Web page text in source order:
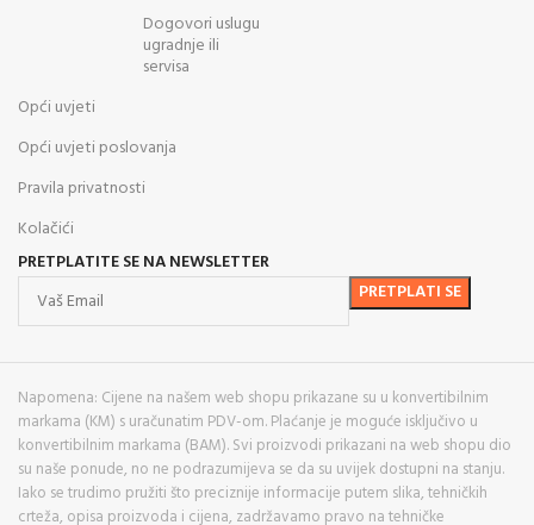
Dogovori uslugu
ugradnje ili
servisa
Opći uvjeti
Opći uvjeti poslovanja
Pravila privatnosti
Kolačići
PRETPLATITE SE NA NEWSLETTER
Napomena: Cijene na našem web shopu prikazane su u konvertibilnim
markama (KM) s uračunatim PDV-om. Plaćanje je moguće isključivo u
konvertibilnim markama (BAM). Svi proizvodi prikazani na web shopu dio
su naše ponude, no ne podrazumijeva se da su uvijek dostupni na stanju.
Iako se trudimo pružiti što preciznije informacije putem slika, tehničkih
crteža, opisa proizvoda i cijena, zadržavamo pravo na tehničke